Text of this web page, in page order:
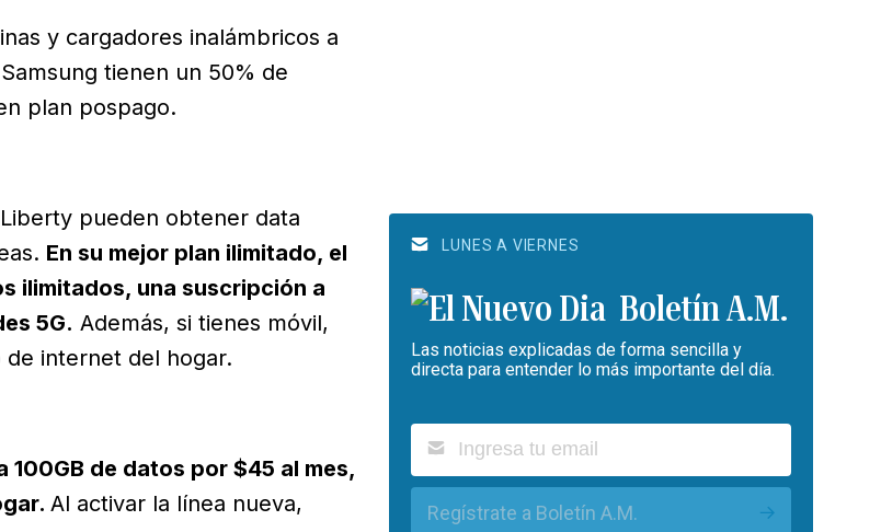
y cargadores inalámbricos a
tienen un 50% de
plan pospago.
pueden obtener data
En su mejor plan ilimitado, el
ilimitados, una suscripción a
5G. Además, si tienes móvil,
internet del hogar.
100GB de datos por $45 al mes,
Al activar la línea nueva,
LUNES A VIERNES
Boletín A.M.
Las noticias explicadas de forma sencilla y
directa para entender lo más importante del día.
Regístrate a Boletín A.M.